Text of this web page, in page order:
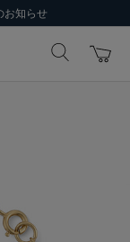
お知らせ